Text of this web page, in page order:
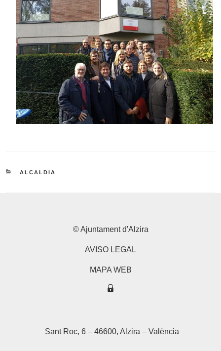
CATEGORIES
ALCALDIA
© Ajuntament d'Alzira
AVISO LEGAL
MAPA WEB
Sant Roc, 6 – 46600, Alzira – València